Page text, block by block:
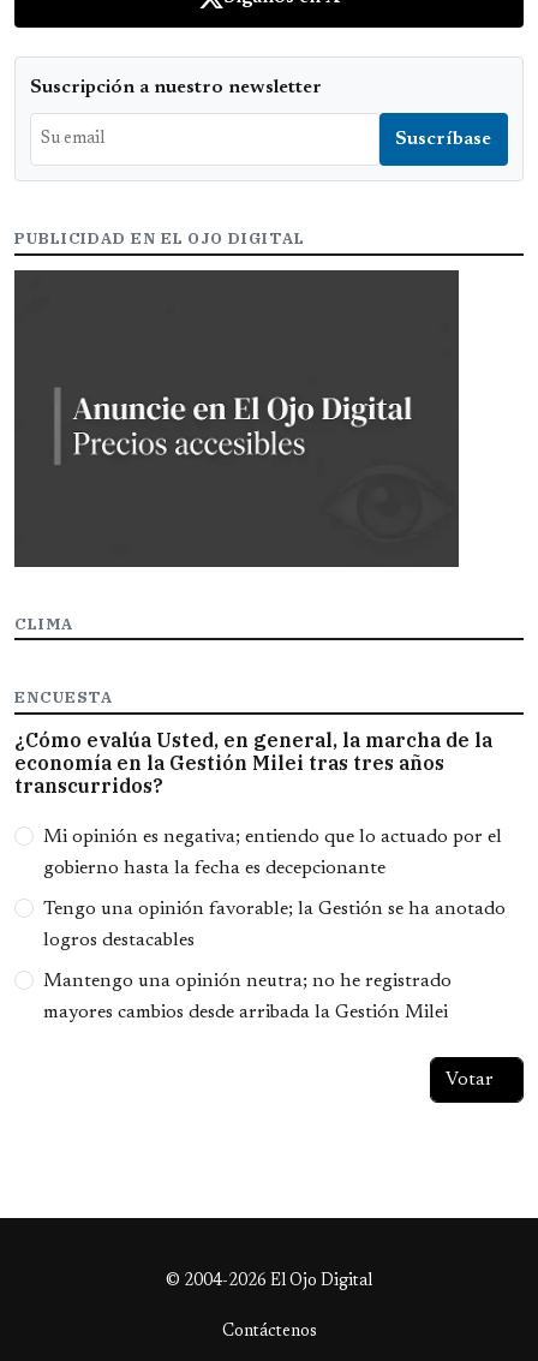
Suscripción a nuestro newsletter
PUBLICIDAD EN EL OJO DIGITAL
CLIMA
ENCUESTA
¿Cómo evalúa Usted, en general, la marcha de la
economía en la Gestión Milei tras tres años
transcurridos?
Opciones
Mi opinión es negativa; entiendo que lo actuado por el
gobierno hasta la fecha es decepcionante
Tengo una opinión favorable; la Gestión se ha anotado
logros destacables
Mantengo una opinión neutra; no he registrado
mayores cambios desde arribada la Gestión Milei
© 2004-2026 El Ojo Digital
Contáctenos